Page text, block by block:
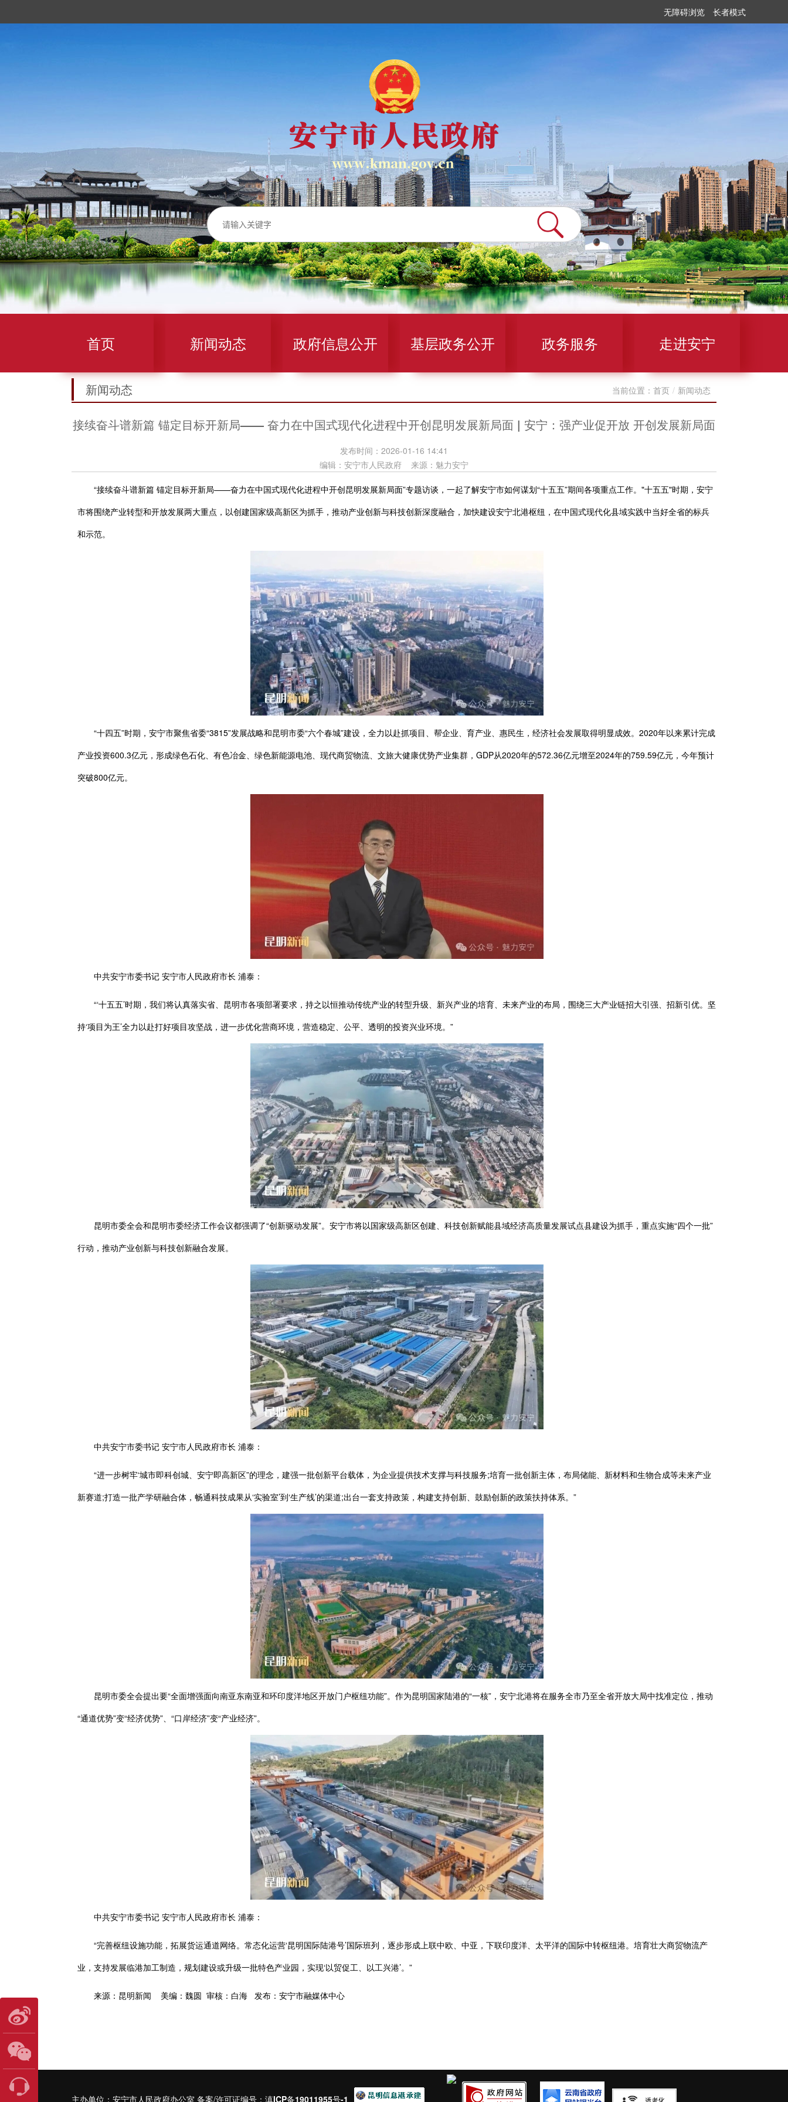
无障碍浏览 长者模式
首页 新闻动态 政府信息公开 基层政务公开 政务服务 走进安宁
新闻动态 当前位置： 首页 / 新闻动态
接续奋斗谱新篇 锚定目标开新局—— 奋力在中国式现代化进程中开创昆明发展新局面 | 安宁：强产业促开放 开创发展新局面
发布时间：2026-01-16 14:41
编辑：安宁市人民政府 来源：魅力安宁
“接续奋斗谱新篇 锚定目标开新局——奋力在中国式现代化进程中开创昆明发展新局面”专题访谈，一起了解安宁市如何谋划“十五五”期间各项重点工作。"十五五"时期，安宁
市将围绕产业转型和开放发展两大重点，以创建国家级高新区为抓手，推动产业创新与科技创新深度融合，加快建设安宁北港枢纽，在中国式现代化县域实践中当好全省的标兵
和示范。
“十四五”时期，安宁市聚焦省委“3815”发展战略和昆明市委“六个春城”建设，全力以赴抓项目、帮企业、育产业、惠民生，经济社会发展取得明显成效。2020年以来累计完成
产业投资600.3亿元，形成绿色石化、有色冶金、绿色新能源电池、现代商贸物流、文旅大健康优势产业集群，GDP从2020年的572.36亿元增至2024年的759.59亿元，今年预计
突破800亿元。
中共安宁市委书记 安宁市人民政府市长 浦泰：
“‘十五五’时期，我们将认真落实省、昆明市各项部署要求，持之以恒推动传统产业的转型升级、新兴产业的培育、未来产业的布局，围绕三大产业链招大引强、招新引优。坚
持‘项目为王’全力以赴打好项目攻坚战，进一步优化营商环境，营造稳定、公平、透明的投资兴业环境。”
昆明市委全会和昆明市委经济工作会议都强调了“创新驱动发展”。安宁市将以国家级高新区创建、科技创新赋能县域经济高质量发展试点县建设为抓手，重点实施“四个一批”
行动，推动产业创新与科技创新融合发展。
中共安宁市委书记 安宁市人民政府市长 浦泰：
“进一步树牢‘城市即科创城、安宁即高新区”的理念，建强一批创新平台载体，为企业提供技术支撑与科技服务;培育一批创新主体，布局储能、新材料和生物合成等未来产业
新赛道;打造一批产学研融合体，畅通科技成果从‘实验室’到‘生产线’的渠道;出台一套支持政策，构建支持创新、鼓励创新的政策扶持体系。”
昆明市委全会提出要“全面增强面向南亚东南亚和环印度洋地区开放门户枢纽功能”。作为昆明国家陆港的“一核”，安宁北港将在服务全市乃至全省开放大局中找准定位，推动
“通道优势”变“经济优势”、“口岸经济”变“产业经济”。
中共安宁市委书记 安宁市人民政府市长 浦泰：
“完善枢纽设施功能，拓展货运通道网络。常态化运营‘昆明国际陆港号’国际班列，逐步形成上联中欧、中亚，下联印度洋、太平洋的国际中转枢纽港。培育壮大商贸物流产
业，支持发展临港加工制造，规划建设或升级一批特色产业园，实现‘以贸促工、以工兴港’。”
来源：昆明新闻 美编：魏圆 审核：白海 发布：安宁市融媒体中心
主办单位： 安宁市人民政府办公室 备案/许可证编号： 滇ICP备19011955号-1